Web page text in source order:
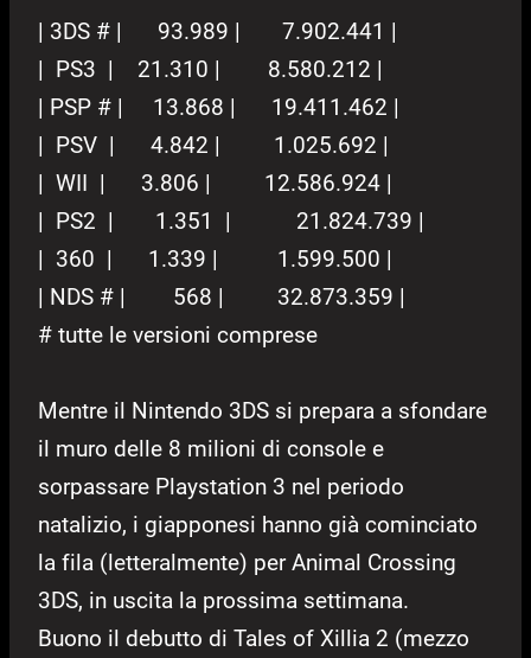
| 3DS # | 93.989 | 7.902.441 |
| PS3 | 21.310 | 8.580.212 |
| PSP # | 13.868 | 19.411.462 |
| PSV | 4.842 | 1.025.692 |
| WII | 3.806 | 12.586.924 |
| PS2 | 1.351 | 21.824.739 |
| 360 | 1.339 | 1.599.500 |
| NDS # | 568 | 32.873.359 |
# tutte le versioni comprese
Mentre il Nintendo 3DS si prepara a sfondare
il muro delle 8 milioni di console e
sorpassare Playstation 3 nel periodo
natalizio, i giapponesi hanno già cominciato
la fila (letteralmente) per Animal Crossing
3DS, in uscita la prossima settimana.
Buono il debutto di Tales of Xillia 2 (mezzo